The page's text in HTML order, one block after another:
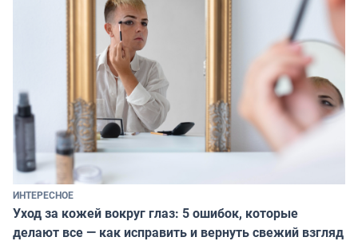
ИНТЕРЕСНОЕ
Уход за кожей вокруг глаз: 5 ошибок, которые
делают все — как исправить и вернуть свежий взгляд